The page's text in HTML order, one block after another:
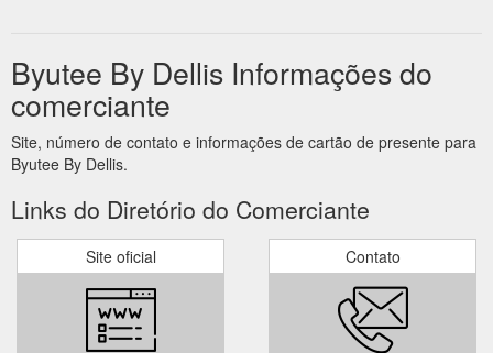
Byutee By Dellis Informações do
comerciante
Site, número de contato e informações de cartão de presente para
Byutee By Dellis.
Links do Diretório do Comerciante
Site oficial Contato